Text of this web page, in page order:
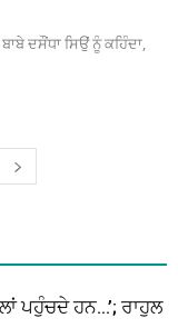
ਦਸੌਂਧਾ ਸਿਉਂ ਨੂੰ ਕਹਿੰਦਾ,
ਪਹੁੰਚਦੇ ਹਨ…’; ਰਾਹੁਲ